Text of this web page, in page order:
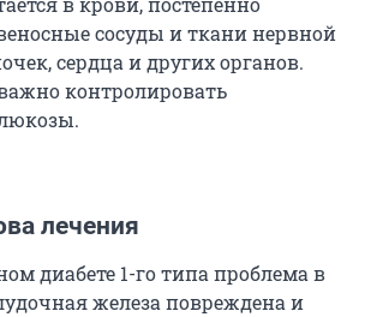
сосуды и ткани нервной
сердца и других органов.
контролировать
лечения
диабете 1-го типа проблема в
железа повреждена и